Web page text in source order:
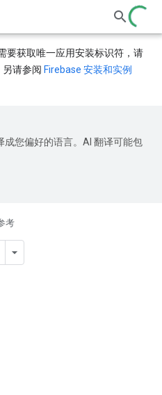
要获取唯一应用安装标识符，请
另请参阅 Firebase 安装和实例
成您偏好的语言。AI 翻译可能包
考